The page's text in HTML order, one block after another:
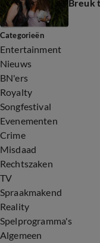
Breuk
Categorieën
Entertainment
Nieuws
BN'ers
Royalty
Songfestival
Evenementen
Crime
Misdaad
Rechtszaken
TV
Spraakmakend
Reality
Spelprogramma's
Algemeen